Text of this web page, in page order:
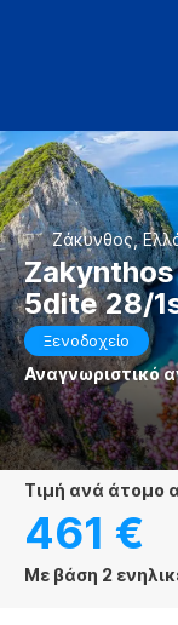
Ζάκυνθος,
5dite 28/
Ξενοδοχείο
Αναγνωριστικό
τιμή ανά άτομο
461 €
Με βάση 2